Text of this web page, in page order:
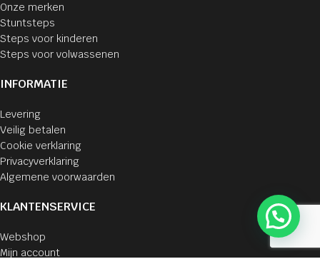
Onze merken
Stuntsteps
Steps voor kinderen
Steps voor volwassenen
INFORMATIE
Levering
Veilig betalen
Cookie verklaring
Privacyverklaring
Algemene voorwaarden
KLANTENSERVICE
Webshop
Mijn account